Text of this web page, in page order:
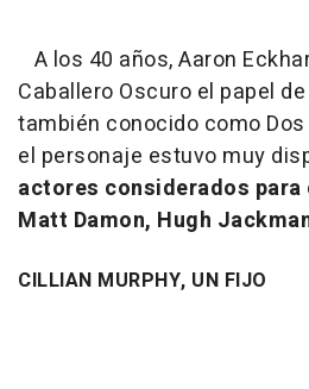
A los 40 años, Aaron
Caballero Oscuro el papel
también conocido como
el personaje estuvo muy
actores considerados
Matt Damon, Hugh
CILLIAN MURPHY, UN FIJO